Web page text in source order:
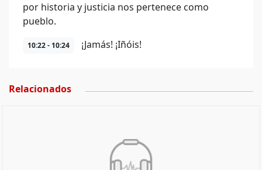
por historia y justicia nos pertenece como
pueblo.
10:22 - 10:24 ¡Jamás! ¡Iñóis!
Relacionados